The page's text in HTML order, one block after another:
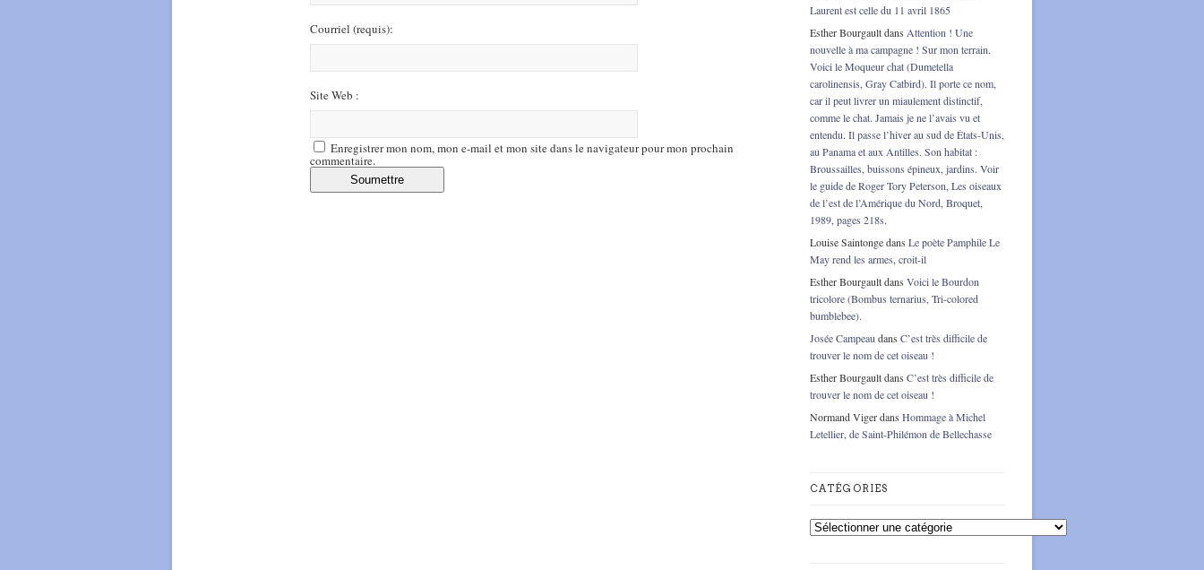
Courriel (requis):
Site Web :
Enregistrer mon nom, mon e-mail et mon site dans le navigateur pour mon prochain
commentaire.
Laurent est celle du 11 avril 1865
Esther Bourgaultdans Attention ! Une
nouvelle à ma campagne ! Sur mon terrain.
Voici le Moqueur chat (Dumetella
carolinensis, Gray Catbird). Il porte ce nom,
car il peut livrer un miaulement distinctif,
comme le chat. Jamais je ne l’avais vu et
entendu. Il passe l’hiver au sud de États-Unis,
au Panama et aux Antilles. Son habitat :
Broussailles, buissons épineux, jardins. Voir
le guide de Roger Tory Peterson, Les oiseaux
de l’est de l’Amérique du Nord, Broquet,
1989, pages 218s.
Louise Saintongedans Le poète Pamphile Le
May rend les armes, croit-il
Esther Bourgaultdans Voici le Bourdon
tricolore (Bombus ternarius, Tri-colored
bumblebee).
Josée Campeau dans C’est très difficile de
trouver le nom de cet oiseau !
Esther Bourgaultdans C’est très difficile de
trouver le nom de cet oiseau !
Normand Vigerdans Hommage à Michel
Letellier, de Saint-Philémon de Bellechasse
CATÉGORIES